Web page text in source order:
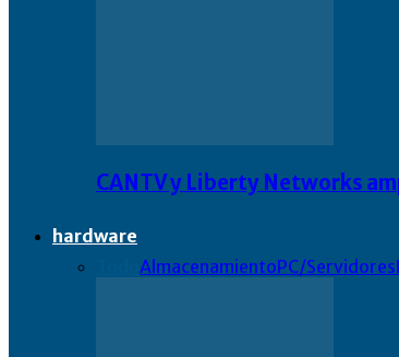
CANTV y Liberty Networks
hardware
AlmacenamientoPC/Servidores